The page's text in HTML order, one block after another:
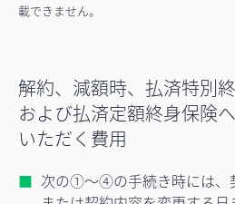
載できません。
解約、減額時、払済特別
および払済定額終身保険
いただく費用
次の①～④の手続き時には、